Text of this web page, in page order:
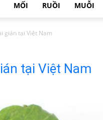
MỐI RUỒI MUỖI
gián tại Việt Nam
tại Việt Nam